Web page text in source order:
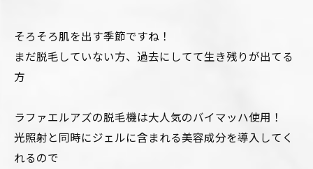
そろそろ肌を出す季節ですね！
まだ脱毛していない方、過去にしてて生き残りが出てる
方
ラファエルアズの脱毛機は大人気のバイマッハ使用！
光照射と同時にジェルに含まれる美容成分を導入してく
れるので